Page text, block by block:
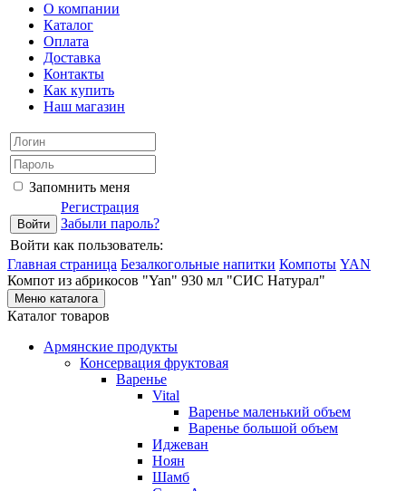
О компании
Каталог
Оплата
Доставка
Контакты
Как купить
Наш магазин
Запомнить меня
Регистрация
Забыли пароль?
Войти как пользователь:
Главная страница Безалкогольные напитки Компоты YAN
Компот из абрикосов "Yan" 930 мл "СИС Натурал"
Меню каталога
Каталог товаров
Армянские продукты
Консервация фруктовая
Варенье
Vital
Варенье маленький объем
Варенье большой объем
Иджеван
Ноян
Шамб